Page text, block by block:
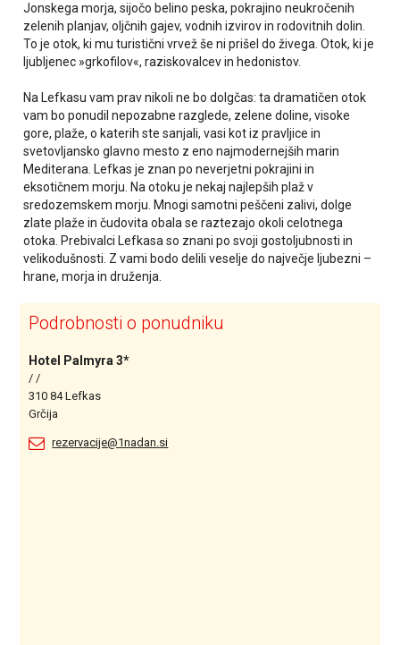
Jonskega morja, sijočo belino peska, pokrajino neukročenih
zelenih planjav, oljčnih gajev, vodnih izvirov in rodovitnih dolin.
To je otok, ki mu turistični vrvež še ni prišel do živega. Otok, ki je
ljubljenec »grkofilov«, raziskovalcev in hedonistov.
Na Lefkasu vam prav nikoli ne bo dolgčas: ta dramatičen otok
vam bo ponudil nepozabne razglede, zelene doline, visoke
gore, plaže, o katerih ste sanjali, vasi kot iz pravljice in
svetovljansko glavno mesto z eno najmodernejših marin
Mediterana. Lefkas je znan po neverjetni pokrajini in
eksotičnem morju. Na otoku je nekaj najlepših plaž v
sredozemskem morju. Mnogi samotni peščeni zalivi, dolge
zlate plaže in čudovita obala se raztezajo okoli celotnega
otoka. Prebivalci Lefkasa so znani po svoji gostoljubnosti in
velikodušnosti. Z vami bodo delili veselje do največje ljubezni –
hrane, morja in druženja.
Podrobnosti o ponudniku
Hotel Palmyra 3*
/ /
310 84 Lefkas
Grčija
rezervacije@1nadan.si